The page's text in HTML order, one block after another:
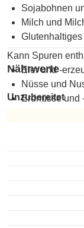
Sojabohnen
Milch und
Kann Spuren
Eier und -
Nüsse und
Erdnüsse und
Nährwerte
Unzubereitet